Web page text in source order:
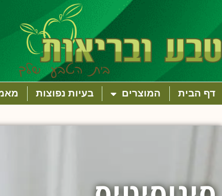
דף הבית המוצרים בעיות נפוצות